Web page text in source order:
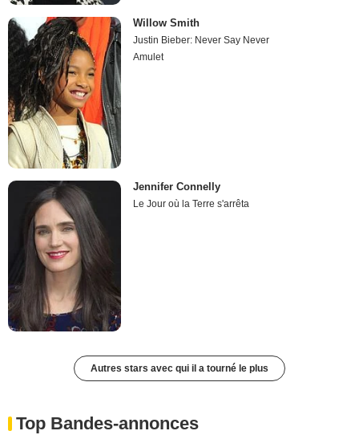
Willow Smith
Justin Bieber: Never Say Never
Amulet
Jennifer Connelly
Le Jour où la Terre s'arrêta
Autres stars avec qui il a tourné le plus
Top Bandes-annonces